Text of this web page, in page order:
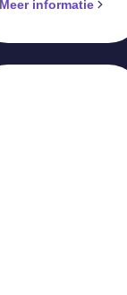
Meer informatie